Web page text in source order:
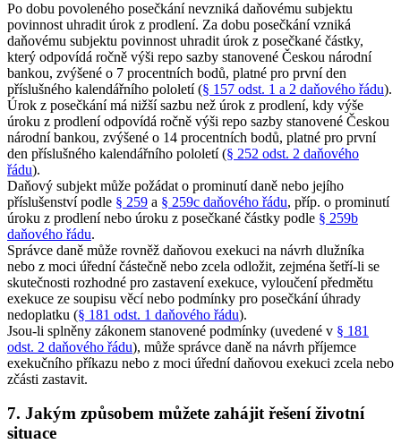
Po dobu povoleného posečkání nevzniká daňovému subjektu
povinnost uhradit úrok z prodlení. Za dobu posečkání vzniká
daňovému subjektu povinnost uhradit úrok z posečkané částky,
který odpovídá ročně výši repo sazby stanovené Českou národní
bankou, zvýšené o 7 procentních bodů, platné pro první den
příslušného kalendářního pololetí (§ 157 odst. 1 a 2 daňového řádu).
Úrok z posečkání má nižší sazbu než úrok z prodlení, kdy výše
úroku z prodlení odpovídá ročně výši repo sazby stanovené Českou
národní bankou, zvýšené o 14 procentních bodů, platné pro první
den příslušného kalendářního pololetí (§ 252 odst. 2 daňového
řádu).
Daňový subjekt může požádat o prominutí daně nebo jejího
příslušenství podle § 259 a § 259c daňového řádu, příp. o prominutí
úroku z prodlení nebo úroku z posečkané částky podle § 259b
daňového řádu.
Správce daně může rovněž daňovou exekuci na návrh dlužníka
nebo z moci úřední částečně nebo zcela odložit, zejména šetří-li se
skutečnosti rozhodné pro zastavení exekuce, vyloučení předmětu
exekuce ze soupisu věcí nebo podmínky pro posečkání úhrady
nedoplatku (§ 181 odst. 1 daňového řádu).
Jsou-li splněny zákonem stanovené podmínky (uvedené v § 181
odst. 2 daňového řádu), může správce daně na návrh příjemce
exekučního příkazu nebo z moci úřední daňovou exekuci zcela nebo
zčásti zastavit.
7. Jakým způsobem můžete zahájit řešení životní
situace